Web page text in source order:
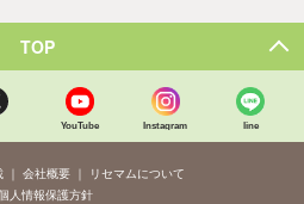
TOP
YouTube Instagram line
会社概要
リセマムについて
人情報保護方針